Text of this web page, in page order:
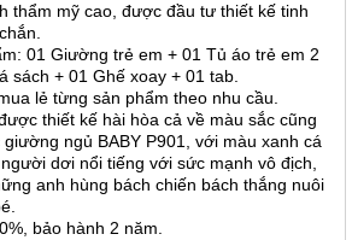
thẩm mỹ cao, được đầu tư thiết kế tinh
01 Giường trẻ em + 01 Tủ áo trẻ em 2
sách + 01 Ghế xoay + 01 tab.
lẻ từng sản phẩm theo nhu cầu.
thiết kế hài hòa cả về màu sắc cũng
ngủ BABY P901, với màu xanh cá
dơi nổi tiếng với sức mạnh vô địch,
anh hùng bách chiến bách thắng nuôi
bảo hành 2 năm.